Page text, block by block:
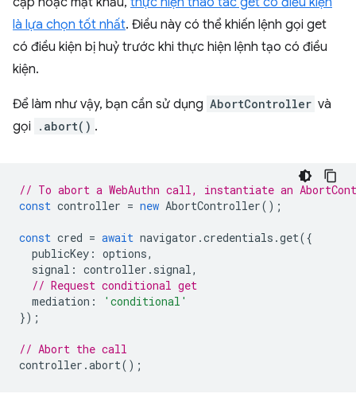
là lựa chọn tốt nhất. Điều này có thể khiến lệnh gọi get
có điều kiện bị huỷ trước khi thực hiện lệnh tạo có điều
kiện.
Để làm như vậy, bạn cần sử dụng AbortController và
gọi
.abort() .
// To abort a WebAuthn call, instantiate an
const controller = new AbortController();
const cred = await navigator .credentials .get({
publicKey : options,
signal : controller . signal ,
// Request conditional get
mediation :
'conditional'
});
// Abort the call
controller .abort();